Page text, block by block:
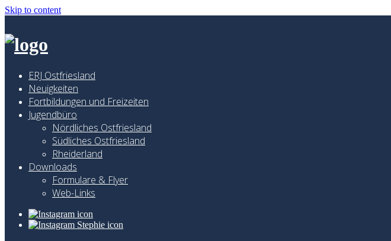
Skip to content
ERJ Ostfriesland
Neuigkeiten
Fortbildungen und Freizeiten
Jugendbüro
Nördliches Ostfriesland
Südliches Ostfriesland
Rheiderland
Downloads
Formulare & Flyer
Web-Links